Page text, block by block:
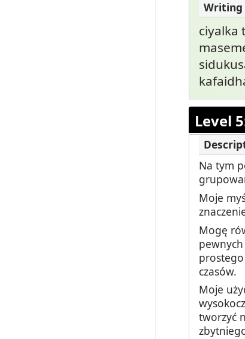
ciyalka
Level
Na tym
Moje
Mogę
prostego
czasów.
Moje
tworzyć